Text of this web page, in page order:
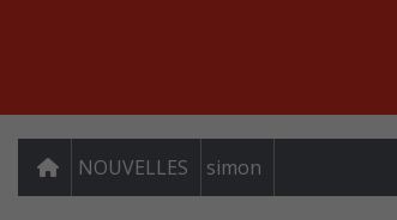
NOUVELLES simon